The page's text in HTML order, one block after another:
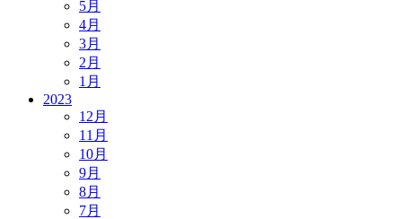
5月
4月
3月
2月
1月
2023
12月
11月
10月
9月
8月
7月